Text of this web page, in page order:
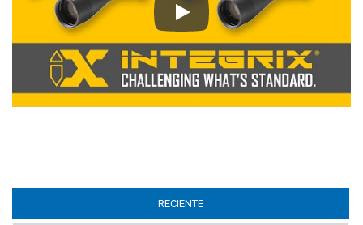
Play
RECIENTE